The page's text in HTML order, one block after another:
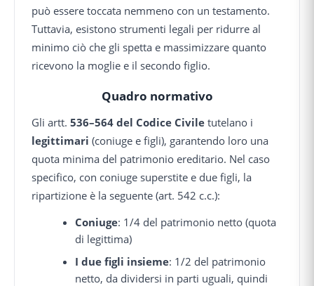
può essere toccata nemmeno con un testamento.
Tuttavia, esistono strumenti legali per ridurre al
minimo ciò che gli spetta e massimizzare quanto
ricevono la moglie e il secondo figlio.
Quadro normativo
Gli artt. 536–564 del Codice Civile tutelano i
legittimari (coniuge e figli), garantendo loro una
quota minima del patrimonio ereditario. Nel caso
specifico, con coniuge superstite e due figli, la
ripartizione è la seguente (art. 542 c.c.):
Coniuge: 1/4 del patrimonio netto (quota
di legittima)
I due figli insieme: 1/2 del patrimonio
netto, da dividersi in parti uguali, quindi